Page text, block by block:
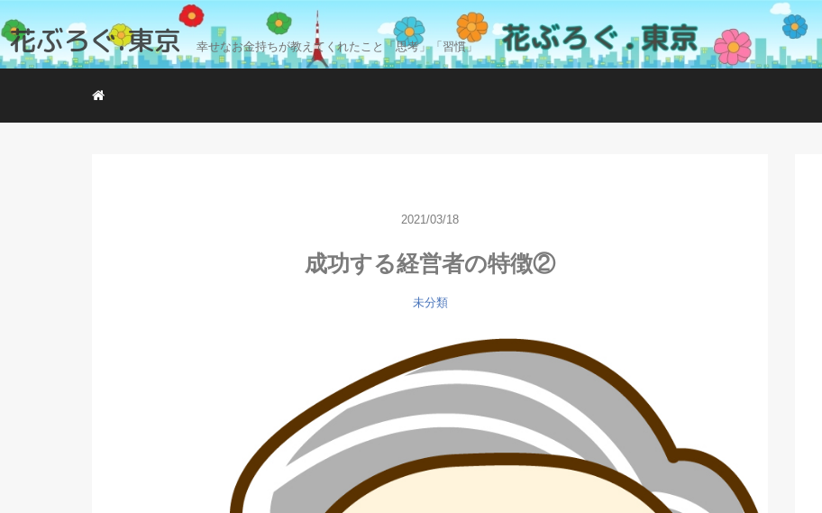
花ぶろぐ.東京 幸せなお金持ちが教えてくれたこと「思考」「習慣」
2021/03/18
成功する経営者の特徴②
未分類